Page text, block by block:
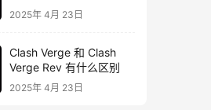
2025年 4月 23日
Clash Verge 和 Clash
Verge Rev 有什么区别
2025年 4月 23日